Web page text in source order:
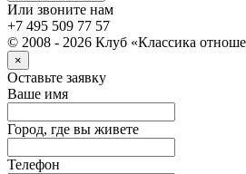
Или звоните нам
+7 495 509 77 57
© 2008 - 2026 Клуб «Классика
×
Оставьте заявку
Ваше имя
Город, где вы живете
Телефон